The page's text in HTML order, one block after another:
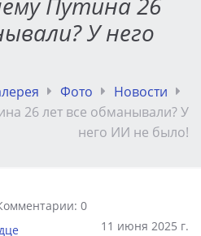
У него
Фото
Новости
26 лет все обманывали? У
него ИИ не было!
0
11 июня 2025 г.